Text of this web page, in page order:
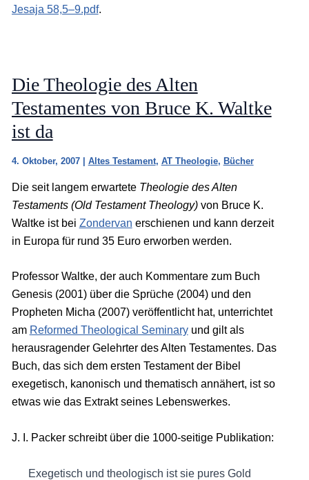
Jesaja 58,5–9.pdf.
Die Theologie des Alten
Testamentes von Bruce K. Waltke
ist da
4. Oktober, 2007 Altes Testament, AT Theologie, Bücher
Die seit langem erwartete Theologie des Alten
Testaments (Old Testament Theology) von Bruce K.
Waltke ist bei Zondervan erschienen und kann derzeit
in Europa für rund 35 Euro erworben werden.
Professor Waltke, der auch Kommentare zum Buch
Genesis (2001) über die Sprüche (2004) und den
Propheten Micha (2007) veröffentlicht hat, unterrichtet
am Reformed Theological Seminaryund gilt als
herausragender Gelehrter des Alten Testamentes. Das
Buch, das sich dem ersten Testament der Bibel
exegetisch, kanonisch und thematisch annähert, ist so
etwas wie das Extrakt seines Lebenswerkes.
J. I. Packer schreibt über die 1000-seitige Publikation:
Exegetisch und theologisch ist sie pures Gold